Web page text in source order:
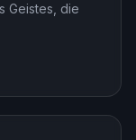
Geistes, die